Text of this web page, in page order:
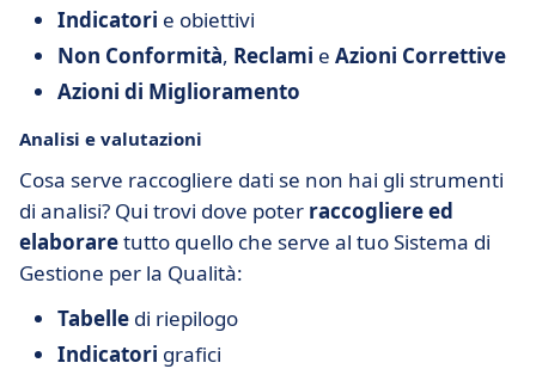
Indicatori e obiettivi
Non Conformità, Reclami e Azioni Correttive
Azioni di Miglioramento
Analisi e valutazioni
Cosa serve raccogliere dati se non hai gli strumenti
di analisi? Qui trovi dove poter raccogliere ed
elaboraretutto quello che serve al tuo Sistema di
Gestione per la Qualità:
Tabelle di riepilogo
Indicatori grafici